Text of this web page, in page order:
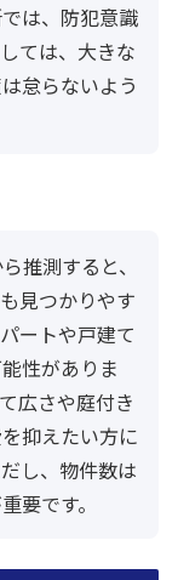
は、防犯意識
ては、大きな
怠らないよう
推測すると、
見つかりやす
ートや戸建て
性がありま
広さや庭付き
抑えたい方に
し、物件数は
要です。